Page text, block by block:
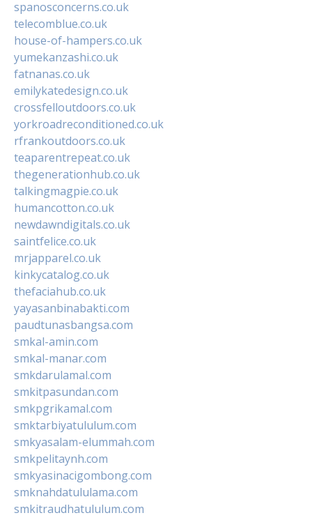
spanosconcerns.co.uk
telecomblue.co.uk
house-of-hampers.co.uk
yumekanzashi.co.uk
fatnanas.co.uk
emilykatedesign.co.uk
crossfelloutdoors.co.uk
yorkroadreconditioned.co.uk
rfrankoutdoors.co.uk
teaparentrepeat.co.uk
thegenerationhub.co.uk
talkingmagpie.co.uk
humancotton.co.uk
newdawndigitals.co.uk
saintfelice.co.uk
mrjapparel.co.uk
kinkycatalog.co.uk
thefaciahub.co.uk
yayasanbinabakti.com
paudtunasbangsa.com
smkal-amin.com
smkal-manar.com
smkdarulamal.com
smkitpasundan.com
smkpgrikamal.com
smktarbiyatululum.com
smkyasalam-elummah.com
smkpelitaynh.com
smkyasinacigombong.com
smknahdatululama.com
smkitraudhatululum.com